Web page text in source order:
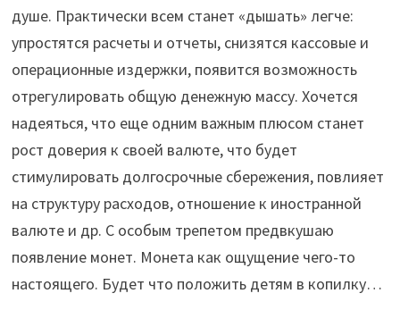
душе. Практически всем станет «дышать» легче:
упростятся расчеты и отчеты, снизятся кассовые и
операционные издержки, появится возможность
отрегулировать общую денежную массу. Хочется
надеяться, что еще одним важным плюсом станет
рост доверия к своей валюте, что будет
стимулировать долгосрочные сбережения, повлияет
на структуру расходов, отношение к иностранной
валюте и др. С особым трепетом предвкушаю
появление монет. Монета как ощущение чего-то
настоящего. Будет что положить детям в копилку…